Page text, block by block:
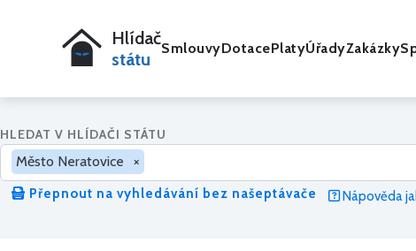
Hlídač
státu
SmlouvyDotacePlatyÚřadyZakázky
HLEDAT V HLÍDAČI STÁTU
Město Neratovice ×
Přepnout na vyhledávání bez našeptávače
Nápověda